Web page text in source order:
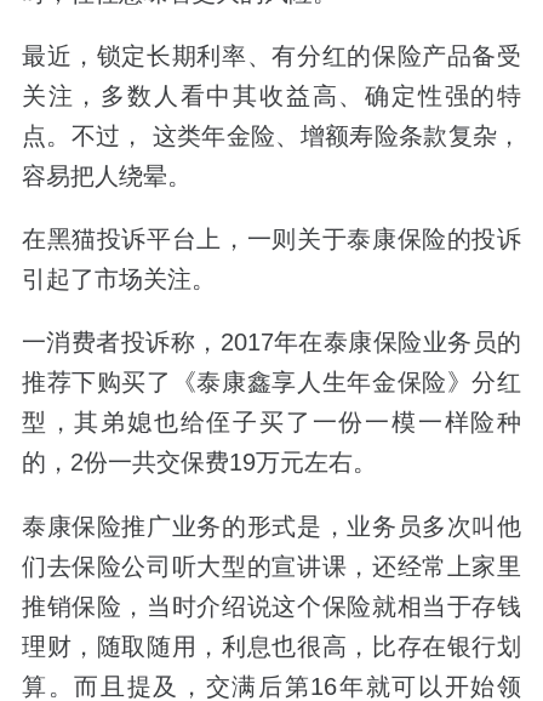
最近，锁定长期利率、有分红的保险产品备受
关注，多数人看中其收益高、确定性强的特
点。不过，
这类年金险、 增额寿险条款复杂，
容易把人绕晕。
在黑猫投诉平台上，一则关于泰康保险的投诉
引起了市场关注。
一消费者投诉称， 2017年在泰康保险业务员的
推荐下购买了《泰康鑫享人生年金保险》分红
型，其弟媳也给侄子买了一份一模一样险种
的， 2份一共交保费19万元左右。
泰康保险推广业务的形式是， 业务员多次叫他
们去保险公司听大型的宣讲课，还经常上家里
推销保险，当时介绍说这个保险就相当于存钱
理财，随取随用，利息也很高，比存在银行划
算。而且提及，交满后第16年就可以开始领